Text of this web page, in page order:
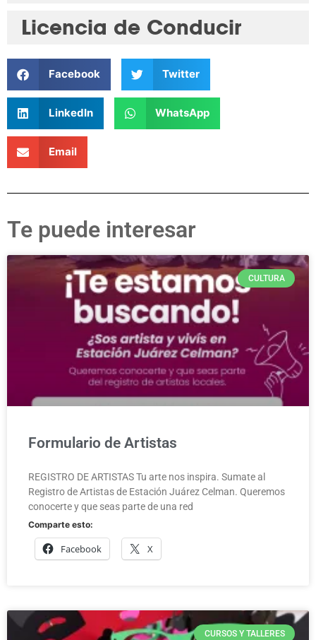
Licencia de Conducir
Facebook Twitter
LinkedIn WhatsApp
Email
Te puede interesar
CULTURA
Formulario de Artistas
REGISTRO DE ARTISTAS Tu arte nos inspira. Sumate al
Registro de Artistas de Estación Juárez Celman. Queremos
conocerte y que seas parte de una red
Comparte esto:
Facebook X
CURSOS Y TALLERES